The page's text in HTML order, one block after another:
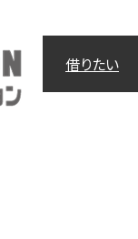
借りたい